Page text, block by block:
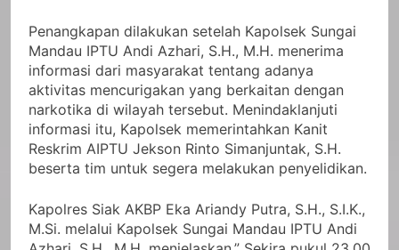
Penangkapan dilakukan setelah Kapolsek Sungai
Mandau IPTU Andi Azhari, S.H., M.H. menerima
informasi dari masyarakat tentang adanya
aktivitas mencurigakan yang berkaitan dengan
narkotika di wilayah tersebut. Menindaklanjuti
informasi itu, Kapolsek memerintahkan Kanit
Reskrim AIPTU Jekson Rinto Simanjuntak, S.H.
beserta tim untuk segera melakukan penyelidikan.
Kapolres Siak AKBP Eka Ariandy Putra, S.H., S.I.K.,
M.Si. melalui Kapolsek Sungai Mandau IPTU Andi